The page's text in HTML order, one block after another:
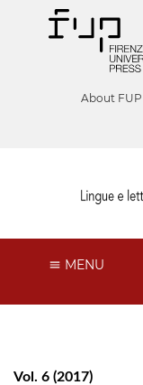
About
MENU
Vol. 6 (2017)